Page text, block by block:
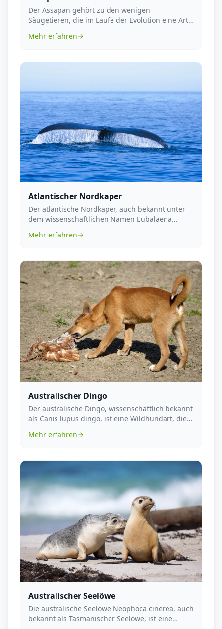
Der Assapan gehört zu den wenigen
Säugetieren, die im Laufe der Evolution eine Art
Mehr erfahren
Atlantischer Nordkaper
Der atlantische Nordkaper, auch bekannt unter
dem wissenschaftlichen Namen Eubalaena
Mehr erfahren
Australischer Dingo
Der australische Dingo, wissenschaftlich bekannt
als Canis lupus dingo, ist eine Wildhundart, die
Mehr erfahren
Australischer Seelöwe
Die australische Seelöwe Neophoca cinerea, auch
bekannt als Tasmanischer Seelöwe, ist eine